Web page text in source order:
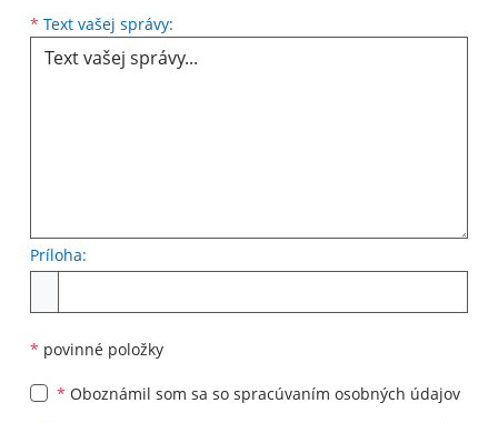
* Text vašej správy:
Príloha:
* povinné položky
* Oboznámil som sa so spracúvaním osobných údajov